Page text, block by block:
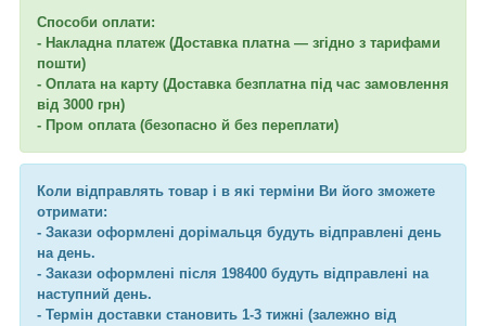
Способи оплати:
- Накладна платеж (Доставка платна — згідно з тарифами
пошти)
- Оплата на карту (Доставка безплатна під час замовлення
від 3000 грн)
- Пром оплата (безопасно й без переплати)
Коли відправлять товар і в які терміни Ви його зможете
отримати:
- Закази оформлені дорімальця будуть відправлені день
на день.
- Закази оформлені після 198400 будуть відправлені на
наступний день.
- Термін доставки становить 1-3 тижні (залежно від